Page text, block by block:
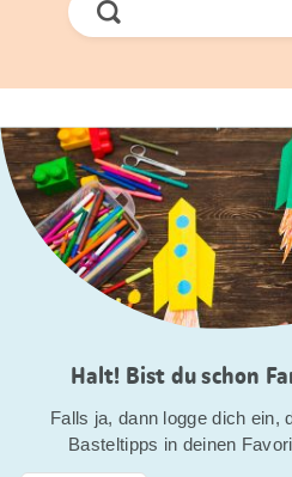
Jetzt
Suchen
Halt! Bist du schon
Falls ja, dann logge dich ein,
Basteltipps in deinen